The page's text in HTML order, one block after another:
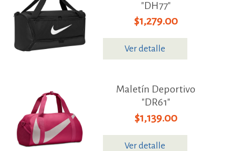
"DH77"
$1,279.00
Ver detalle
Maletín Deportivo
"DR61"
$1,139.00
Ver detalle